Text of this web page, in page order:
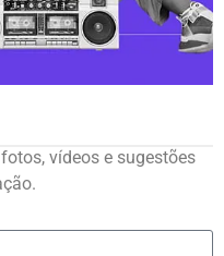
vídeos e sugestões